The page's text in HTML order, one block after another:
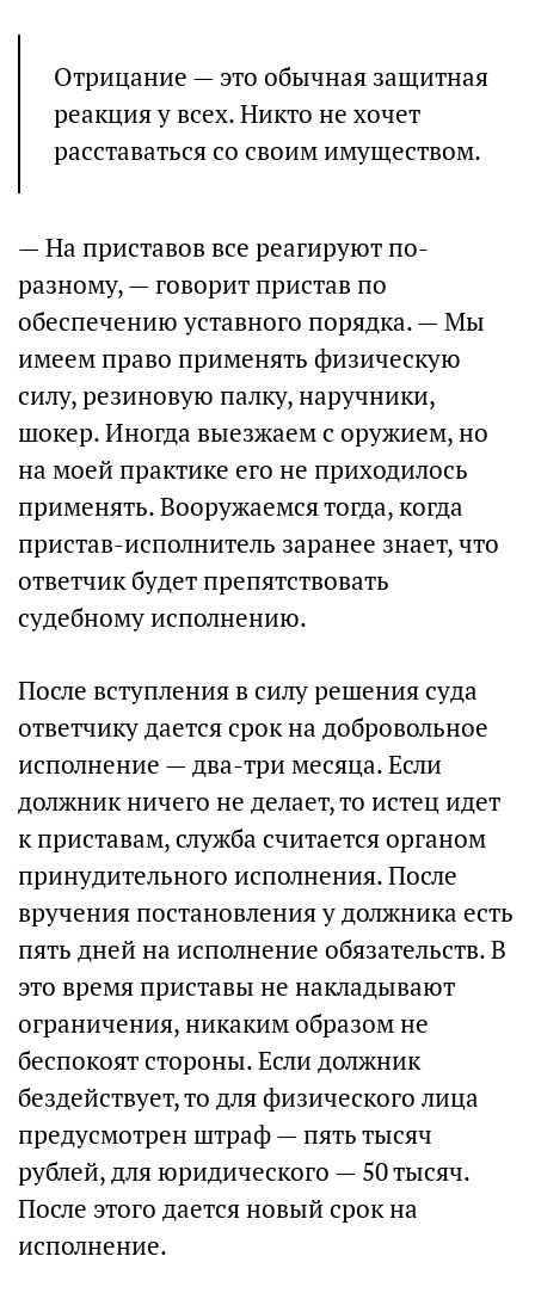
Отрицание — это обычная защитная
реакция у всех. Никто не хочет
расставаться со своим имуществом.
— На приставов все реагируют по-
разному, — говорит пристав по
обеспечению уставного порядка. — Мы
имеем право применять физическую
силу, резиновую палку, наручники,
шокер. Иногда выезжаем с оружием, но
на моей практике его не приходилось
применять. Вооружаемся тогда, когда
пристав-исполнитель заранее знает, что
ответчик будет препятствовать
судебному исполнению.
После вступления в силу решения суда
ответчику дается срок на добровольное
исполнение — два-три месяца. Если
должник ничего не делает, то истец идет
к приставам, служба считается органом
принудительного исполнения. После
вручения постановления у должника есть
пять дней на исполнение обязательств. В
это время приставы не накладывают
ограничения, никаким образом не
беспокоят стороны. Если должник
бездействует, то для физического лица
предусмотрен штраф — пять тысяч
рублей, для юридического — 50 тысяч.
После этого дается новый срок на
исполнение.